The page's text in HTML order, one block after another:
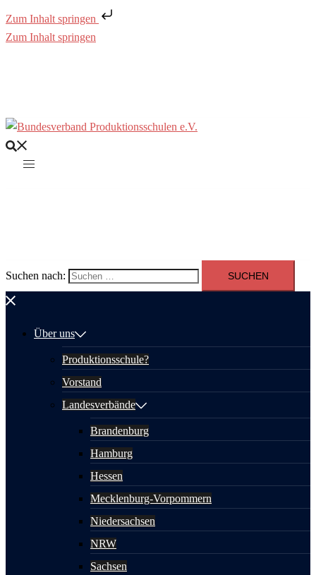
Zum Inhalt springen
Zum Inhalt springen
Suchen nach:
Über uns
Produktionsschule?
Vorstand
Landesverbände
Brandenburg
Hamburg
Hessen
Mecklenburg-Vorpommern
Niedersachsen
NRW
Sachsen